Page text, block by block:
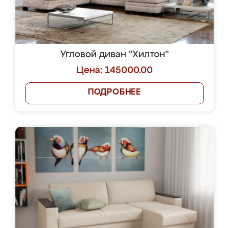
Угловой диван "Хилтон"
Цена: 145000.00
ПОДРОБНЕЕ